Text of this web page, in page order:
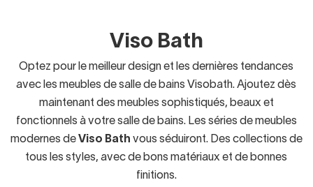
Viso Bath
Optez pour le meilleur design et les dernières tendances
avec les meubles de salle de bains Visobath. Ajoutez dès
maintenant des meubles sophistiqués, beaux et
fonctionnels à votre salle de bains. Les séries de meubles
modernes de Viso Bath vous séduiront. Des collections de
tous les styles, avec de bons matériaux et de bonnes
finitions.